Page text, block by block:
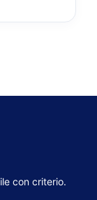
con criterio.